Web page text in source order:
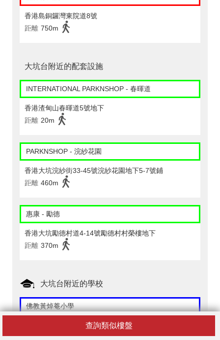
查詢類似樓盤
香港島銅鑼灣東院道8號
距離 750m
大坑台附近的配套設施
INTERNATIONAL PARKNSHOP - 春暉道
香港渣甸山春暉道5號地下
距離 20m
PARKNSHOP - 浣紗花園
香港大坑浣紗街33-45號浣紗花園地下5-7號鋪
距離 460m
惠康 - 勵德
香港大坑勵德村道4-14號勵德村村榮樓地下
距離 370m
大坑台附近的學校
佛教黃焯菴小學
香港銅鑼灣東院道１１號
距離 420m